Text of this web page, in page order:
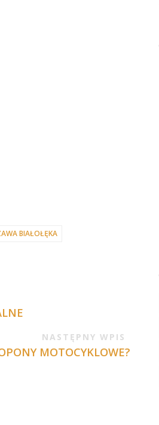
BIAŁOŁĘKA
NASTĘPNY WPIS
MOTOCYKLOWE?